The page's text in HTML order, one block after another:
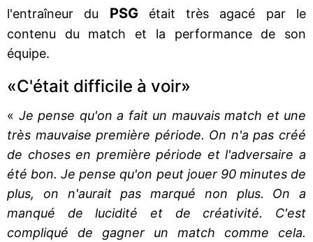
l'entraîneur du PSG
était très agacé par le
contenu du match et la performance de son
équipe.
«C'était difficile à voir»
« Je pense qu'on a fait un mauvais match et une
très mauvaise première période. On n'a pas créé
de choses en première période et l'adversaire a
été bon. Je pense qu'on peut jouer 90 minutes de
plus, on n'aurait pas marqué non plus. On a
manqué de lucidité et de créativité. C'est
compliqué de gagner un match comme cela.